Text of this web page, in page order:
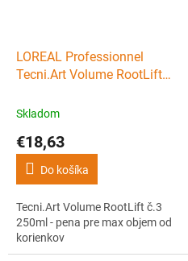
LOREAL Professionnel
Tecni.Art Volume RootLift
objem od korienkov
Skladom
€18,63
Do košíka
Tecni.Art Volume RootLift č.3
250ml - pena pre max objem od
korienkov